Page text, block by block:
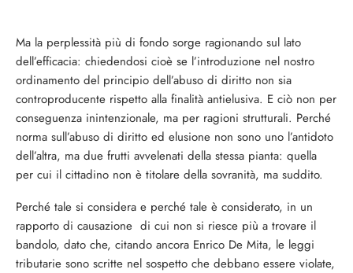
Ma la perplessità più di fondo sorge ragionando sul lato
dell’efficacia: chiedendosi cioè se l’introduzione nel nostro
ordinamento del principio dell’abuso di diritto non sia
controproducente rispetto alla finalità antielusiva. E ciò non per
conseguenza inintenzionale, ma per ragioni strutturali. Perché
norma sull’abuso di diritto ed elusione non sono uno l’antidoto
dell’altra, ma due frutti avvelenati della stessa pianta: quella
per cui il cittadino non è titolare della sovranità, ma suddito.
Perché tale si considera e perché tale è considerato, in un
rapporto di causazione di cui non si riesce più a trovare il
bandolo, dato che, citando ancora Enrico De Mita, le leggi
tributarie sono scritte nel sospetto che debbano essere violate,